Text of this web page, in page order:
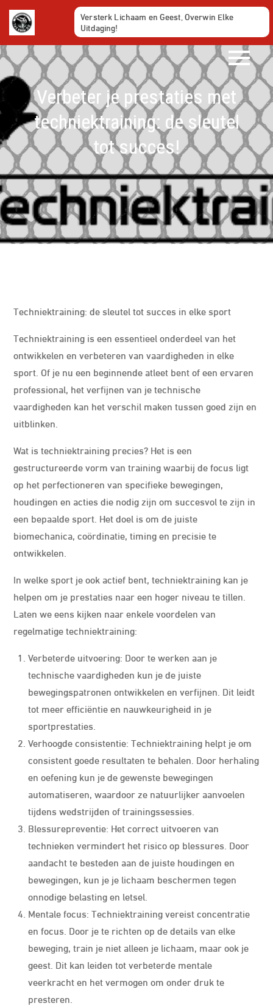
Ga
naar
de
inhoud
Versterk Lichaam en Geest, Overwin Elke
Uitdaging!
Verbeter je prestaties met
techniektraining: de sleutel
tot succes!
Techniektraining: de sleutel tot succes in elke sport
Techniektraining is een essentieel onderdeel van het
ontwikkelen en verbeteren van vaardigheden in elke
sport. Of je nu een beginnende atleet bent of een ervaren
professional, het verfijnen van je technische
vaardigheden kan het verschil maken tussen goed zijn en
uitblinken.
Wat is techniektraining precies? Het is een
gestructureerde vorm van training waarbij de focus ligt
op het perfectioneren van specifieke bewegingen,
houdingen en acties die nodig zijn om succesvol te zijn in
een bepaalde sport. Het doel is om de juiste
biomechanica, coördinatie, timing en precisie te
ontwikkelen.
In welke sport je ook actief bent, techniektraining kan je
helpen om je prestaties naar een hoger niveau te tillen.
Laten we eens kijken naar enkele voordelen van
regelmatige techniektraining:
Verbeterde uitvoering: Door te werken aan je
technische vaardigheden kun je de juiste
bewegingspatronen ontwikkelen en verfijnen. Dit leidt
tot meer efficiëntie en nauwkeurigheid in je
sportprestaties.
Verhoogde consistentie: Techniektraining helpt je om
consistent goede resultaten te behalen. Door herhaling
en oefening kun je de gewenste bewegingen
automatiseren, waardoor ze natuurlijker aanvoelen
tijdens wedstrijden of trainingssessies.
Blessurepreventie: Het correct uitvoeren van
technieken vermindert het risico op blessures. Door
aandacht te besteden aan de juiste houdingen en
bewegingen, kun je je lichaam beschermen tegen
onnodige belasting en letsel.
Mentale focus: Techniektraining vereist concentratie
en focus. Door je te richten op de details van elke
beweging, train je niet alleen je lichaam, maar ook je
geest. Dit kan leiden tot verbeterde mentale
veerkracht en het vermogen om onder druk te
presteren.